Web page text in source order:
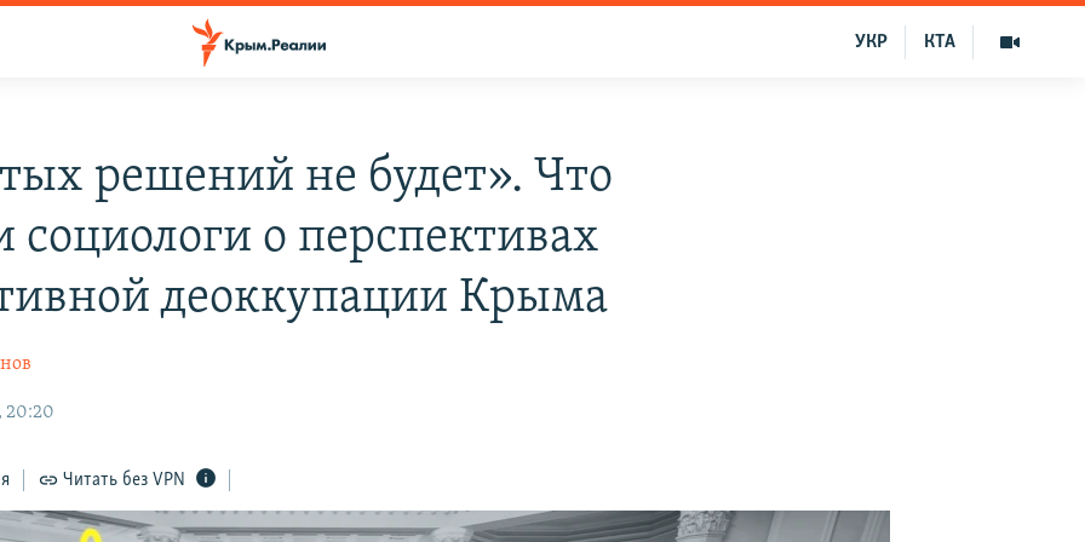
КТА
УКР
решений не будет». Что
социологи о перспективах
деоккупации Крыма
20:20
Читать без VPN